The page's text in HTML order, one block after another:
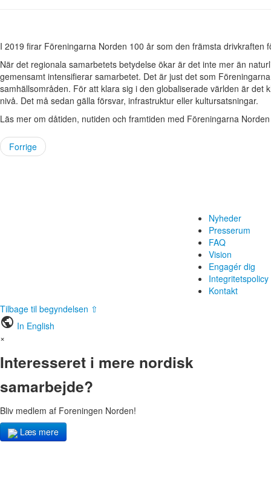
I 2019 firar Föreningarna Norden 100 år som den främsta drivkraften
När det regionala samarbetets betydelse ökar är det inte mer än
gemensamt intensifierar samarbetet. Det är just det som
samhällsområden. För att klara sig i den globaliserade världen är det
nivå. Det må sedan gälla försvar, infrastruktur eller kultursatsningar.
Läs mer om dåtiden, nutiden och framtiden med Föreningarna
Forrige
Nyheder
Presserum
FAQ
Vision
Engagér dig
Integritetspolicy
Kontakt
Tilbage til begyndelsen ⇧
public In English
×
Interesseret i mere nordisk
samarbejde?
Bliv medlem af Foreningen Norden!
Læs mere